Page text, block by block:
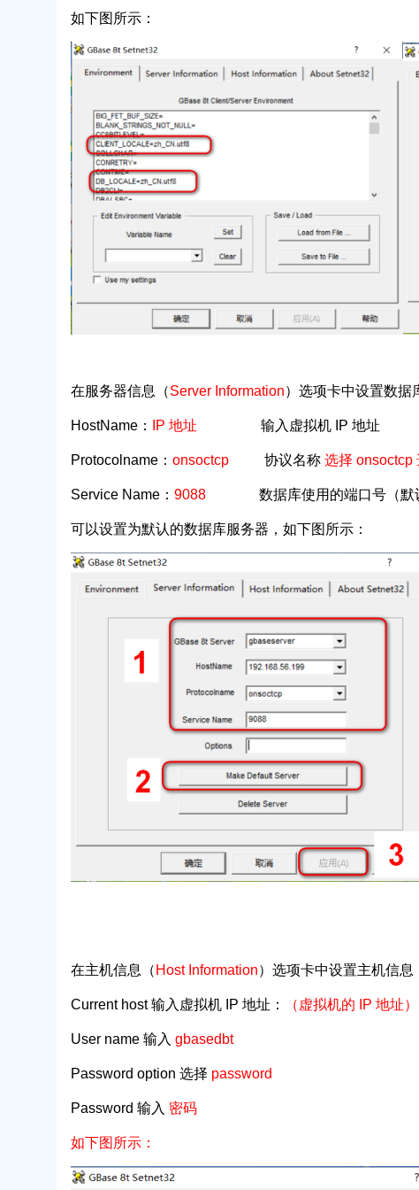
如下图所示：
在服务器信息（Server Information）选项卡中设置数据
HostName： IP 地址 输入虚拟机 IP 地址
Protocolname： onsoctcp 协议名称 选择 onsoctcp
Service Name： 9088 数据库使用的端口号（默
可以设置为默认的数据库服务器，如下图所示：
在主机信息（ Host Information）选项卡中设置主机信息
Current host 输入虚拟机 IP 地址： （虚拟机的 IP 地址）
User name 输入 gbasedbt
Password option 选择 password
Password 输入 密码
如下图所示：